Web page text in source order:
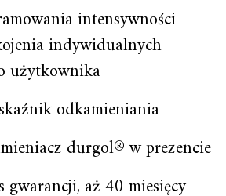
intensywności
indywidualnych
użytkownika
odkamieniania
durgol® w prezencie
gwarancji, aż 40 miesięcy